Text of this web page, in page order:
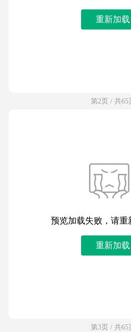
重新加载
第2页 / 共65
预览加载失败，请重
重新加载
第3页 / 共65